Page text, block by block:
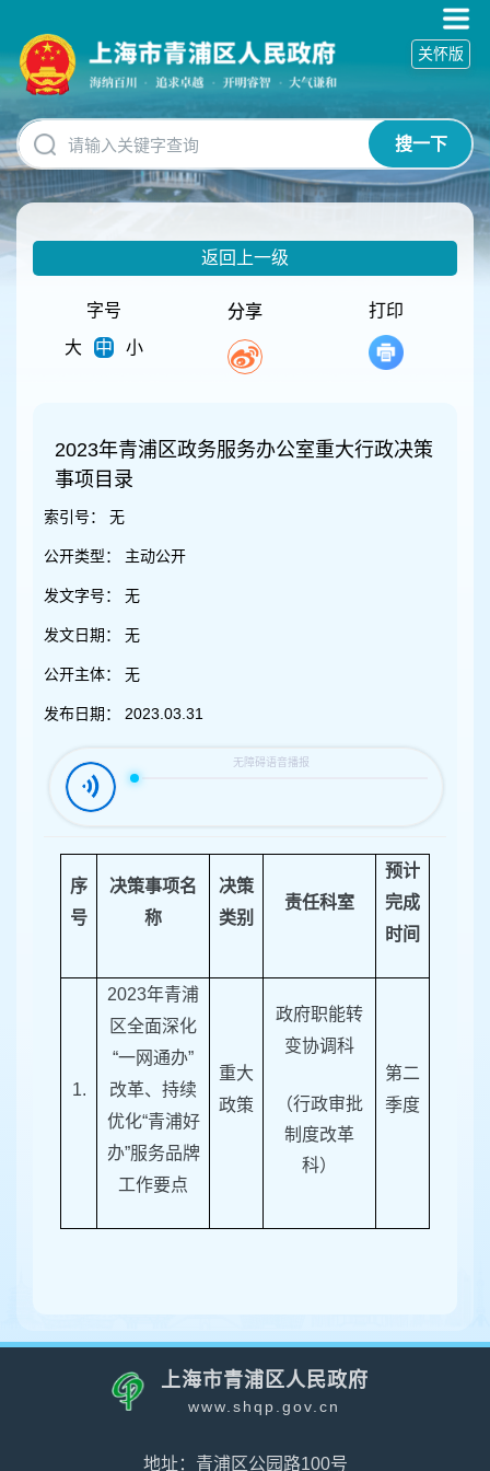
碍
操
明
跳
转
到
网
搜一下
关怀版
返回上一级
字号
大
中 小
分享 打印
2023年青浦区政务服务办公室重大行政决策
事项目录
索引号： 无
公开类型： 主动公开
发文字号： 无
发文日期： 无
公开主体： 无
发布日期： 2023.03.31
序
号
决策事项名
称
决策
类别
责任科室
预计
完成
时间
1.
2023年青浦
区全面深化
“一网通办”
改革、持续
优化“青浦好
办”服务品牌
工作要点
重大
政策
政府职能转
变协调科
（行政审批
制度改革
科）
第二
季度
上海市青浦区人民政府
www.shqp.gov.cn
地址：青浦区公园路100号